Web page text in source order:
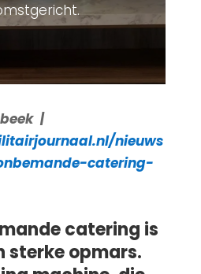
|
nieuws
catering-
catering is
sterke opmars.